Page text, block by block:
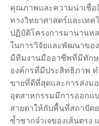
คุณภาพและความน่าเชื่อ
ทางวิทยาศาสตร์และเท
ปฏิบัติโครงการมานานห
ในการวิจัยและพัฒนาของ
มีทีมงานมืออาชีพที่มีทักษ
องค์กรที่มีประสิทธิภาพ ท
ขายที่ดีที่สุดและการส่งมอ
อุตสาหกรรมมีการออกแ
สายตาให้กับพื้นที่สถาปัต
ซ้ำซากจำเจของเส้นตรง